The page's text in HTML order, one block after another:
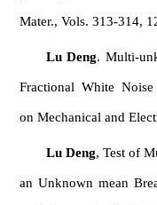
Mater., Vols. 313-314,
Lu Deng. Multi-
Fractional White
on Mechanical and
Lu Deng, Test of
an Unknown mean